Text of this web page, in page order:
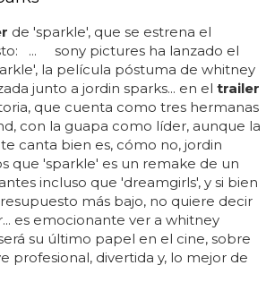
de 'sparkle', que se estrena el
... sony pictures ha lanzado el
la película póstuma de whitney
junto a jordin sparks... en el trailer
que cuenta como tres hermanas
con la guapa como líder, aunque la
canta bien es, cómo no, jordin
que 'sparkle' es un remake de un
incluso que 'dreamgirls', y si bien
más bajo, no quiere decir
es emocionante ver a whitney
su último papel en el cine, sobre
profesional, divertida y, lo mejor de